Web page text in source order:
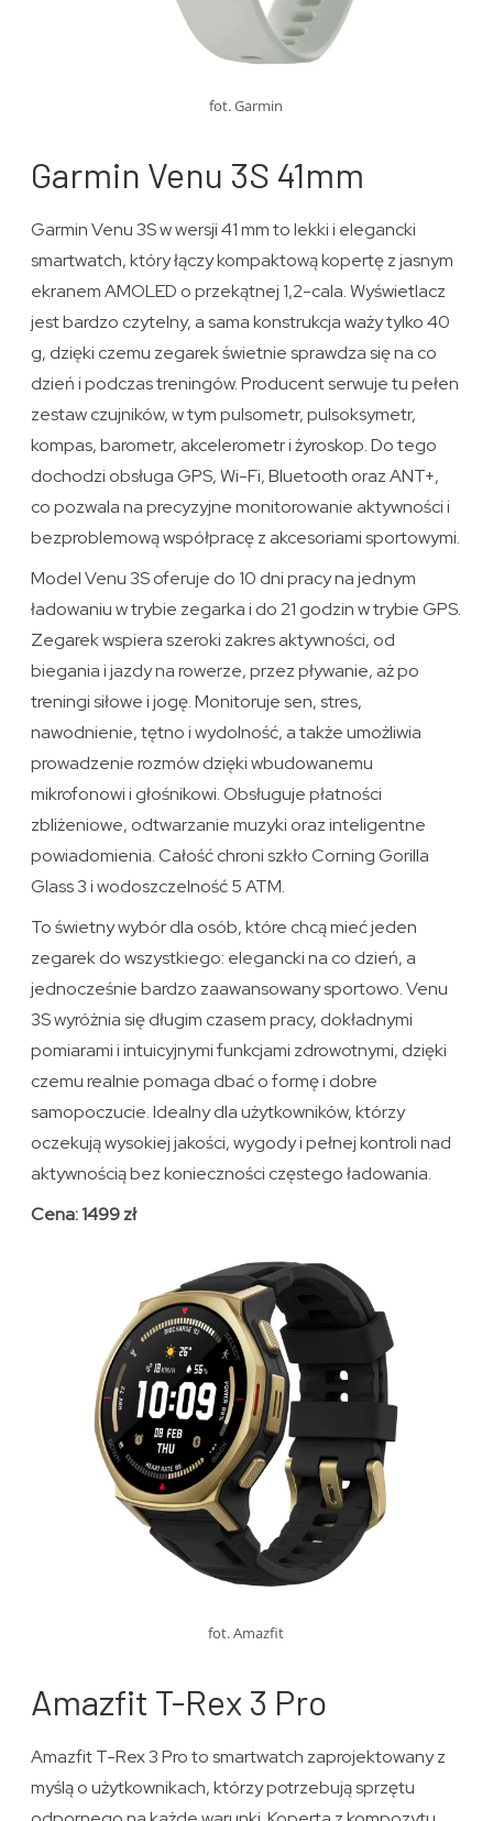
fot. Garmin
Garmin Venu 3S 41mm
Garmin Venu 3S w wersji 41 mm to lekki i elegancki
smartwatch, który łączy kompaktową kopertę z jasnym
ekranem AMOLED o przekątnej 1,2-cala. Wyświetlacz
jest bardzo czytelny, a sama konstrukcja waży tylko 40
g, dzięki czemu zegarek świetnie sprawdza się na co
dzień i podczas treningów. Producent serwuje tu pełen
zestaw czujników, w tym pulsometr, pulsoksymetr,
kompas, barometr, akcelerometr i żyroskop. Do tego
dochodzi obsługa GPS, Wi-Fi, Bluetooth oraz ANT+,
co pozwala na precyzyjne monitorowanie aktywności i
bezproblemową współpracę z akcesoriami sportowymi.
Model Venu 3S oferuje do 10 dni pracy na jednym
ładowaniu w trybie zegarka i do 21 godzin w trybie GPS.
Zegarek wspiera szeroki zakres aktywności, od
biegania i jazdy na rowerze, przez pływanie, aż po
treningi siłowe i jogę. Monitoruje sen, stres,
nawodnienie, tętno i wydolność, a także umożliwia
prowadzenie rozmów dzięki wbudowanemu
mikrofonowi i głośnikowi. Obsługuje płatności
zbliżeniowe, odtwarzanie muzyki oraz inteligentne
powiadomienia. Całość chroni szkło Corning Gorilla
Glass 3 i wodoszczelność 5 ATM.
To świetny wybór dla osób, które chcą mieć jeden
zegarek do wszystkiego: elegancki na co dzień, a
jednocześnie bardzo zaawansowany sportowo. Venu
3S wyróżnia się długim czasem pracy, dokładnymi
pomiarami i intuicyjnymi funkcjami zdrowotnymi, dzięki
czemu realnie pomaga dbać o formę i dobre
samopoczucie. Idealny dla użytkowników, którzy
oczekują wysokiej jakości, wygody i pełnej kontroli nad
aktywnością bez konieczności częstego ładowania.
Cena: 1499 zł
fot. Amazfit
Amazfit T-Rex 3 Pro
Amazfit T-Rex 3 Pro to smartwatch zaprojektowany z
myślą o użytkownikach, którzy potrzebują sprzętu